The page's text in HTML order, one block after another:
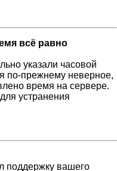
всё равно
указали часовой
по-прежнему неверное,
время на сервере.
устранения
поддержку вашего